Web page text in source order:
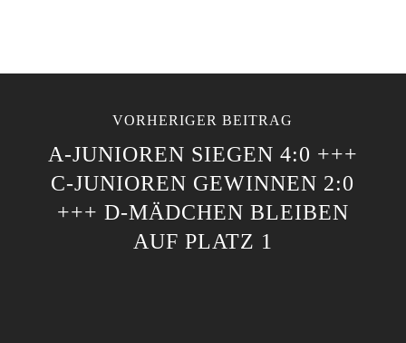
VORHERIGER BEITRAG
A-JUNIOREN SIEGEN 4:0 +++
C-JUNIOREN GEWINNEN 2:0
+++ D-MÄDCHEN BLEIBEN
AUF PLATZ 1